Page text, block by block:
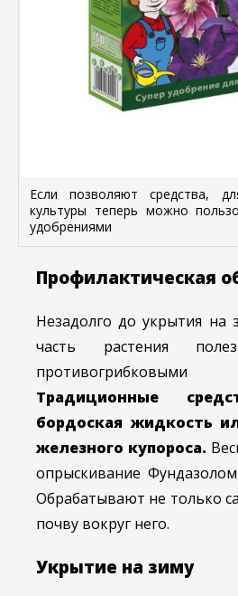
Если позволяют средства,
культуры теперь можно
удобрениями
Профилактическая
Незадолго до укрытия на
часть растения
противогрибковыми
Традиционные
бордоская жидкость
железного купороса.
опрыскивание
Обрабатывают не только
почву вокруг него.
Укрытие на зиму